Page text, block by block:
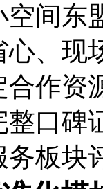
间东
、现
作资
整口碑
务板块